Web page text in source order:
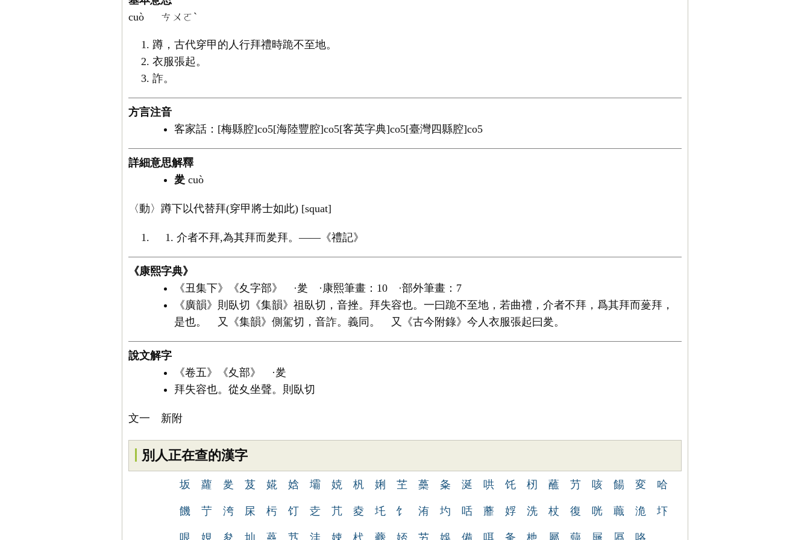
cuò
ㄘㄨㄛˋ
蹲，古代穿甲的人行拜禮時跪不至地。
衣服張起。
詐。
方言注音
客家話：[梅縣腔]co5[海陸豐腔]co5[客英字典]co5[臺灣四縣腔]co5
詳細意思解釋
夎cuò
〈動〉蹲下以代替拜(穿甲將士如此) [squat]
介者不拜,為其拜而夎拜。——《禮記》
《康熙字典》
《丑集下》《夊字部》 ·夎 ·康熙筆畫：10 ·部外筆畫：7
《廣韻》則臥切《集韻》祖臥切，音挫。拜失容也。一曰跪不至地，若曲禮，介者不拜，爲其拜而蓌拜，
是也。 又《集韻》側駕切，音詐。義同。 又《古今附錄》今人衣服張起曰夎。
說文解字
《卷五》《夊部》 ·夎
拜失容也。從夊坐聲。則臥切
文一 新附
別人正在查的漢字
坂 蘿 夎 芨 婲 娢 壩 娔 杋 娳 芏 蘽 夈 涎 哄 饦 杒 蘸 芀 咳 餳 変 哈
饑 艼 洿 杘 杇 饤 赱 芁 夌 圫 饣 洧 圴 咶 蘼 娐 洗 杖 復 咣 蘵 洈 圷
哏 娊 夋 圸 蘲 艿 洼 娕 杙 蘷 娝 艻 娛 備 咡 夆 杝 屬 蘬 屫 屭 咯